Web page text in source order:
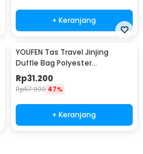
+ Keranjang
YOUFEN Tas Travel Jinjing
Duffle Bag Polyester
75x36x33cm - X75
Rp31.200
Rp57.900 47%
+ Keranjang